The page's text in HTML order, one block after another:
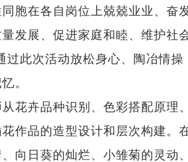
胞在各自岗位上兢兢业业、奋
发展、促进家庭和睦、维护社
过此次活动放松身心、陶冶情
。
卉品种识别、色彩搭配原理
作品的造型设计和层次构建。
向日葵的灿烂、小雏菊的灵